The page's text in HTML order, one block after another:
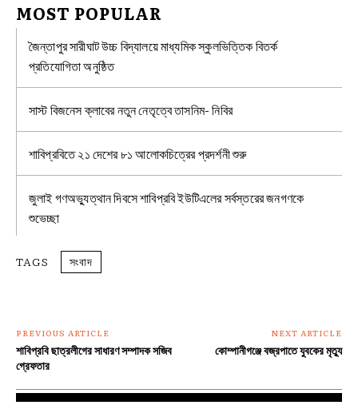
MOST POPULAR
জৈন্তাপুর সারীঘাট উচ্চ বিদ্যালয়ে মাধ্যমিক স্কুলভিত্তিক বিতর্ক
প্রতিযোগিতা অনুষ্ঠিত
সাস্ট বিজনেস ক্লাবের নতুন নেতৃত্বে তাসনিম- নিবির
শাবিপ্রবিতে ২১ দেশের ৮১ আলোকচিত্রের প্রদর্শনী শুরু
জুলাই গণঅভ্যুত্থান দিবসে শাবিপ্রবি ইউটিএলের সর্বস্তরের জনগণকে
শুভেচ্ছা
TAGS সংবাদ
PREVIOUS ARTICLE
শাবিপ্রবি ছাত্রলীগের সাধারণ সম্পাদক সজিব
গ্রেফতার
NEXT ARTICLE
কোম্পানীগঞ্জে বজ্রপাতে যুবকের মৃত্যু